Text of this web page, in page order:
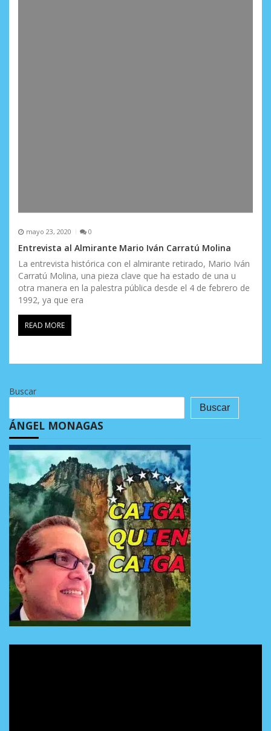
mayo 23, 2020 0
Entrevista al Almirante Mario Iván Carratú Molina
La entrevista histórica con el almirante retirado, Mario Iván
Carratú Molina, una pieza clave que ha estado de una u
otra manera en la palestra pública desde el 4 de febrero de
1992, ya que era
READ MORE
Buscar
Buscar
ÁNGEL MONAGAS